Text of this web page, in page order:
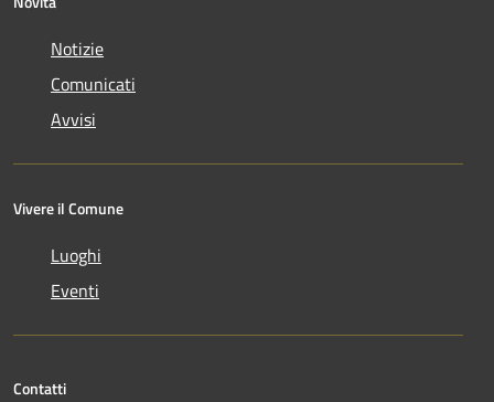
Notizie
Comunicati
Avvisi
Vivere il Comune
Luoghi
Eventi
Contatti